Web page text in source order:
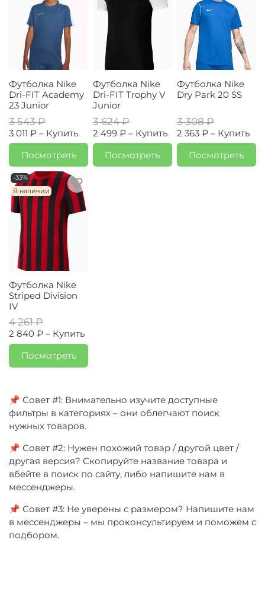
Футболка Nike
Dri-FIT Academy
23 Junior
3 543 ₽
3 011 ₽ – Купить
Посмотреть
Футболка Nike
Dri-FIT Trophy V
Junior
3 624 ₽
2 499 ₽ – Купить
Посмотреть
Футболка Nike
Dry Park 20 SS
3 308 ₽
2 363 ₽ – Купить
Посмотреть
-33%
В наличии
Футболка Nike
Striped Division
IV
4 261 ₽
2 840 ₽ – Купить
Посмотреть
📌 Совет #1: Внимательно изучите доступные
фильтры в категориях – они облегчают поиск
нужных товаров.
📌 Совет #2: Нужен похожий товар / другой цвет /
другая версия? Скопируйте название товара и
вбейте в поиск по сайту, либо напишите нам в
мессенджеры.
📌 Совет #3: Не уверены с размером? Напишите нам
в мессенджеры – мы проконсультируем и поможем с
подбором.